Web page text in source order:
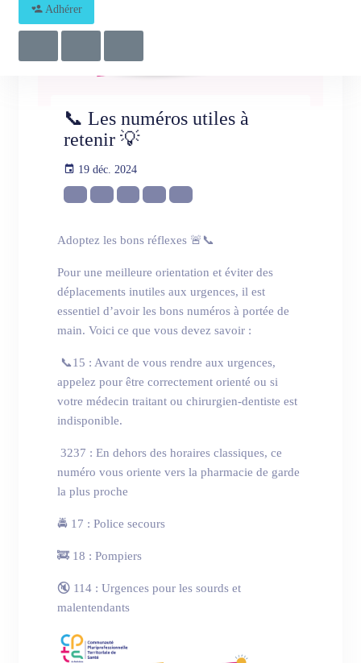
Adhérer
📞 Les numéros utiles à
retenir 💡
19 déc. 2024
Adoptez les bons réflexes 🚨📞
Pour une meilleure orientation et éviter des
déplacements inutiles aux urgences, il est
essentiel d’avoir les bons numéros à portée de
main. Voici ce que vous devez savoir :
📞15 : Avant de vous rendre aux urgences,
appelez pour être correctement orienté ou si
votre médecin traitant ou chirurgien-dentiste est
indisponible.
3237 : En dehors des horaires classiques, ce
numéro vous oriente vers la pharmacie de garde
la plus proche
🚔 17 : Police secours
🚒 18 : Pompiers
🔇 114 : Urgences pour les sourds et
malentendants